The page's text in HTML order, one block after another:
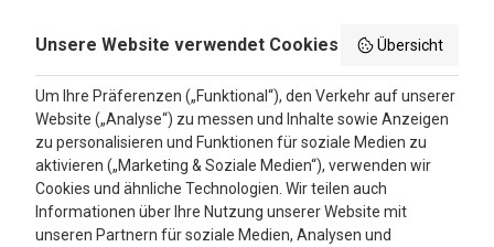
Schnell navigieren
Marken
Sana Intest Darmsanierung
Pille danach online bestellen
Unsere Website verwendet Cookies Übersicht
Um Ihre Präferenzen („Funktional“), den Verkehr auf unserer
Website („Analyse“) zu messen und Inhalte sowie Anzeigen
zu personalisieren und Funktionen für soziale Medien zu
aktivieren („Marketing & Soziale Medien“), verwenden wir
Cookies und ähnliche Technologien. Wir teilen auch
Informationen über Ihre Nutzung unserer Website mit
unseren Partnern für soziale Medien, Analysen und